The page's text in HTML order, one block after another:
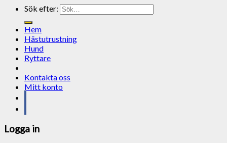
Sök efter:
Hem
Hästutrustning
Hund
Ryttare
Kontakta oss
Mitt konto
Logga in